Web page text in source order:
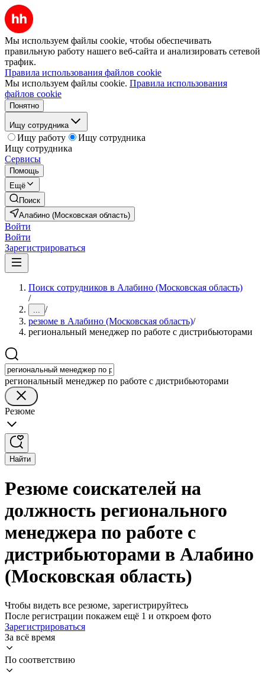
Мы используем файлы cookie, чтобы обеспечивать
правильную работу нашего веб-сайта и анализировать сетевой
трафик.
Правила использования файлов cookie
Мы используем файлы cookie. Правила использования
файлов cookie
Понятно
Ищу сотрудника
Ищу работу
Ищу сотрудника
Ищу сотрудника
Сервисы
Помощь
Ещё
Поиск
Алабино (Московская область)
Войти
Войти
Зарегистрироваться
Поиск сотрудников в Алабино (Московская область)
/
... /
резюме в Алабино (Московская область)/
региональный менеджер по работе с дистрибьюторами
региональный менеджер по работе с дистрибьюторами
Резюме
Найти
Резюме соискателей на
должность регионального
менеджера по работе с
дистрибьюторами в Алабино
(Московская область)
Чтобы видеть все резюме, зарегистрируйтесь
После регистрации покажем ещё 1 и откроем фото
Зарегистрироваться
За всё время
По соответствию